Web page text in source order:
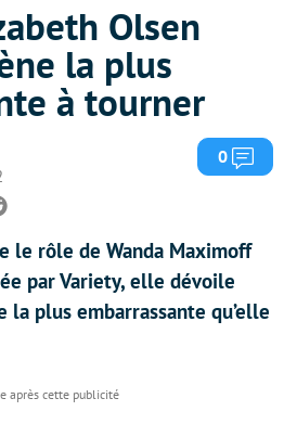
Olsen
la plus
à tourner
0
le rôle de Wanda Maximoff
par Variety, elle dévoile
plus embarrassante qu’elle